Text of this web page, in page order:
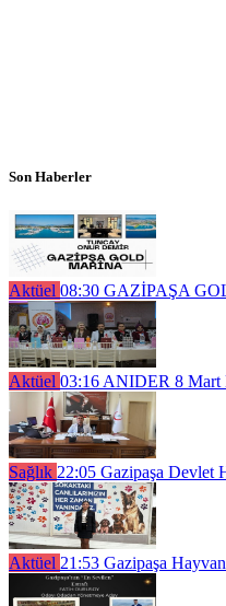
Son Haberler
Aktüel 08:30 GAZİPAŞA
Aktüel 03:16 ANIDER 8 Mart
Sağlık 22:05 Gazipaşa Devlet
Aktüel 21:53 Gazipaşa